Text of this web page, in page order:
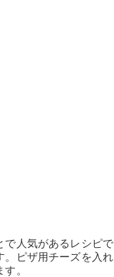
で人気があるレシピで
。ピザ用チーズを入れ
。